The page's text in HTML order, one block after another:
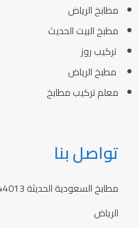
مطابخ الرياض
مطبخ البيت الحديث
تركيب روز
مطبخ الرياض
معلم تركيب مطابخ
تواصل بنا
مطابخ السعودية الحديثة 0538144013
الرياض